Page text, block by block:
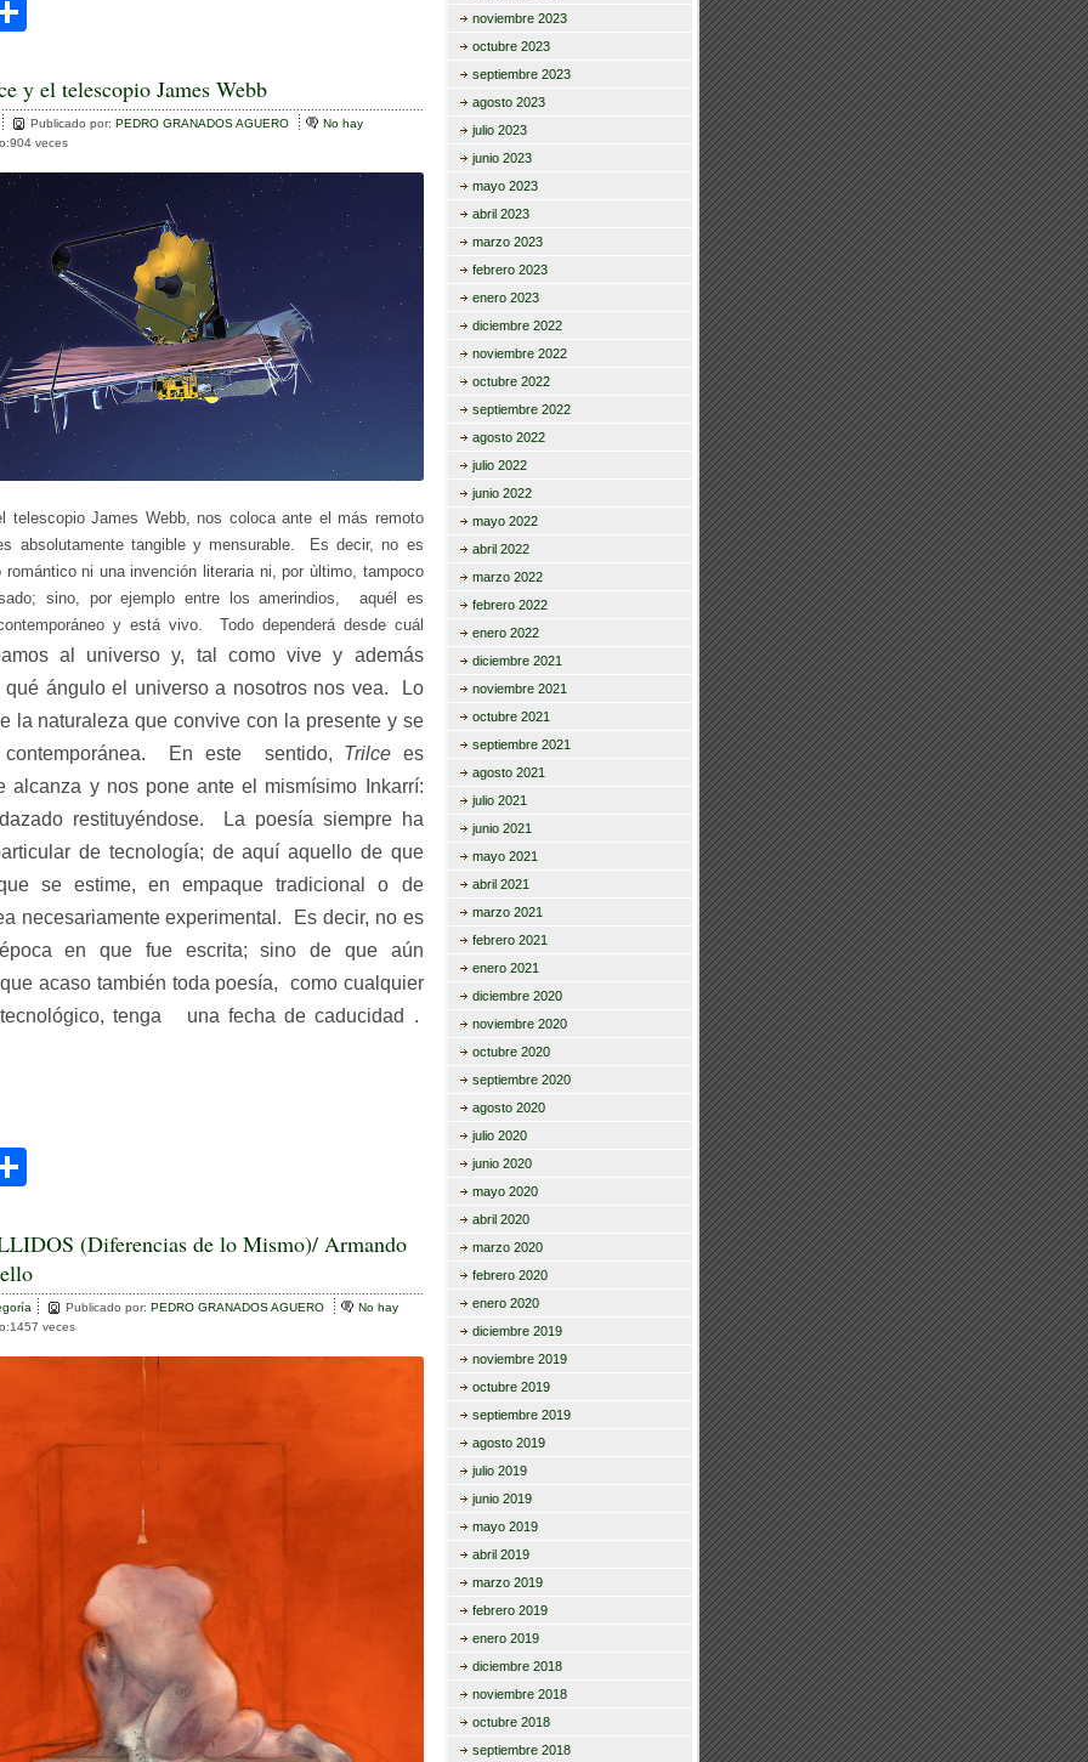
m
p
ar
tir
y el telescopio James Webb
Publicado por: PEDRO GRANADOS AGUERO
No hay
veces
telescopio James Webb, nos coloca ante el más remoto
absolutamente tangible y mensurable. Es decir, no es
romántico ni una invención literaria ni, por ùltimo, tampoco
sino, por ejemplo entre los amerindios, aquél es
y está vivo. Todo dependerá desde cuál
al universo y, tal como vive y además
qué ángulo el universo a nosotros nos vea.
Lo
la naturaleza que convive con la presente y se
contemporánea. En este sentido, Trilce es
alcanza y nos pone ante el mismísimo Inkarrí:
restituyéndose. La poesía siempre ha
de tecnología; de aquí aquello de que
se estime, en empaque tradicional o de
necesariamente experimental. Es decir, no es
en que fue escrita; sino de que aún
acaso también toda poesía, como cualquier
tenga unafecha de caducidad .
m
p
ar
tir
(Diferencias de lo Mismo)/ Armando
Publicado por: PEDRO GRANADOS AGUERO
No hay
veces
noviembre 2023
octubre 2023
septiembre 2023
agosto 2023
julio 2023
junio 2023
mayo 2023
abril 2023
marzo 2023
febrero 2023
enero 2023
diciembre 2022
noviembre 2022
octubre 2022
septiembre 2022
agosto 2022
julio 2022
junio 2022
mayo 2022
abril 2022
marzo 2022
febrero 2022
enero 2022
diciembre 2021
noviembre 2021
octubre 2021
septiembre 2021
agosto 2021
julio 2021
junio 2021
mayo 2021
abril 2021
marzo 2021
febrero 2021
enero 2021
diciembre 2020
noviembre 2020
octubre 2020
septiembre 2020
agosto 2020
julio 2020
junio 2020
mayo 2020
abril 2020
marzo 2020
febrero 2020
enero 2020
diciembre 2019
noviembre 2019
octubre 2019
septiembre 2019
agosto 2019
julio 2019
junio 2019
mayo 2019
abril 2019
marzo 2019
febrero 2019
enero 2019
diciembre 2018
noviembre 2018
octubre 2018
septiembre 2018